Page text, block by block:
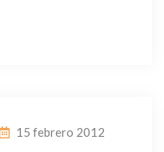
15 febrero 2012